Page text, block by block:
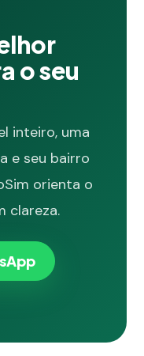
o seu
inteiro, uma
e seu bairro
orienta o
clareza.